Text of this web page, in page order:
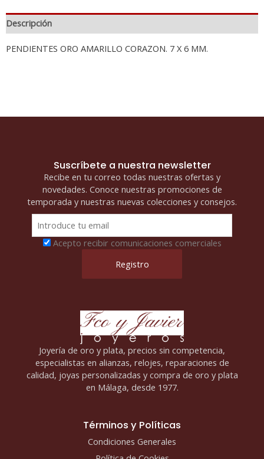
Descripción
PENDIENTES ORO AMARILLO CORAZON. 7 X 6 MM.
Suscríbete a nuestra newsletter
Recibe en tu correo todas nuestras ofertas y
novedades. Conoce nuestras promociones de
temporada y nuestras nuevas colecciones y consejos.
Acepto recibir comunicaciones comerciales
Joyería de oro y plata, precios sin competencia,
especialistas en alianzas, relojes, reparaciones de
calidad, joyas personalizadas y compra de oro y plata
en Málaga, desde 1977.
Términos y Políticas
Condiciones Generales